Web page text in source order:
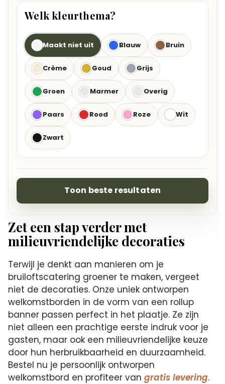
Welk kleurthema?
Maakt niet uit Blauw Bruin
Crème Goud Grijs
Groen Marmer Overig
Paars Rood Roze Wit
Zwart
Toon beste resultaten
Zet een stap verder met
milieuvriendelijke decoraties
Terwijl je denkt aan manieren om je
bruiloftscatering groener te maken, vergeet
niet de decoraties. Onze uniek ontworpen
welkomstborden in de vorm van een rollup
banner passen perfect in het plaatje. Ze zijn
niet alleen een prachtige eerste indruk voor je
gasten, maar ook een milieuvriendelijke keuze
door hun herbruikbaarheid en duurzaamheid.
Bestel nu je persoonlijk ontworpen
welkomstbord en profiteer vangratis levering.